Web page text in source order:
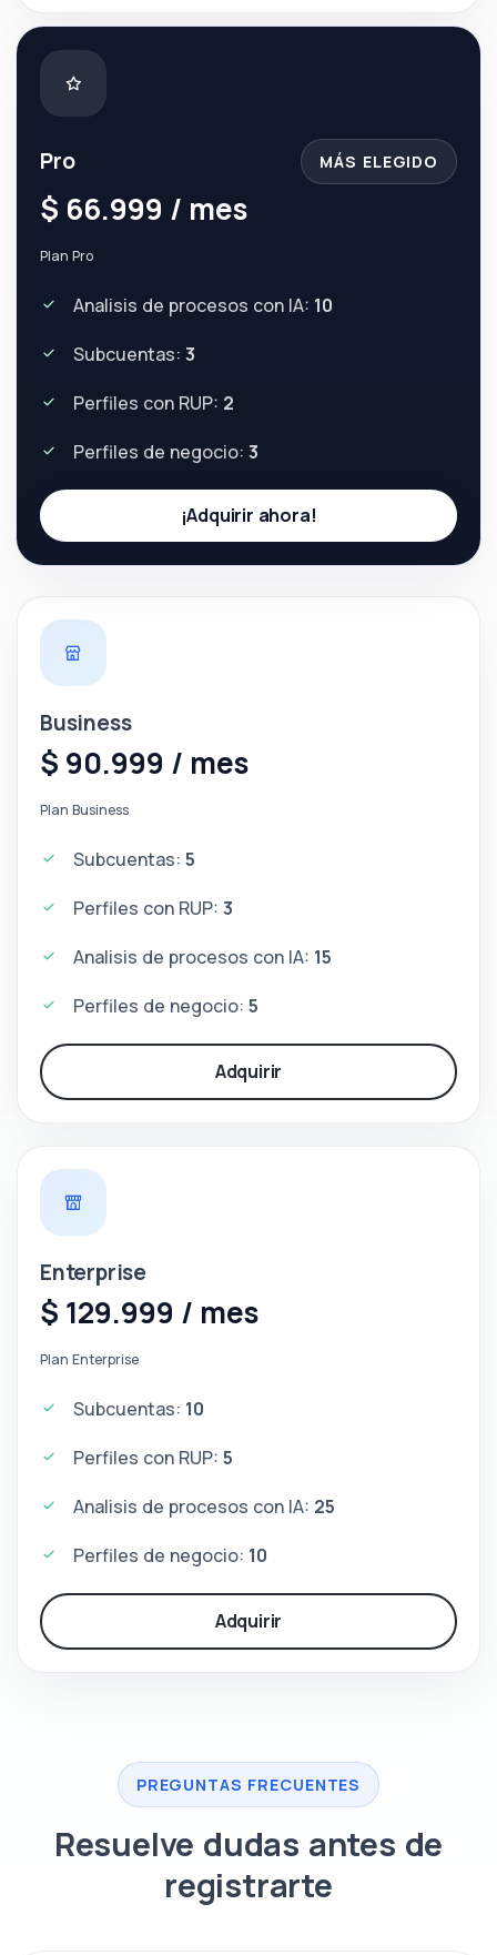
Pro MÁS ELEGIDO
$ 66.999 / mes
Plan Pro
Analisis de procesos con IA: 10
Subcuentas: 3
Perfiles con RUP: 2
Perfiles de negocio: 3
¡Adquirir ahora!
Business
$ 90.999 / mes
Plan Business
Subcuentas: 5
Perfiles con RUP: 3
Analisis de procesos con IA: 15
Perfiles de negocio: 5
Adquirir
Enterprise
$ 129.999 / mes
Plan Enterprise
Subcuentas: 10
Perfiles con RUP: 5
Analisis de procesos con IA: 25
Perfiles de negocio: 10
Adquirir
PREGUNTAS FRECUENTES
Resuelve dudas antes de
registrarte